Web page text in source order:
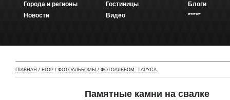
Города и регионы
Новости
Гостиницы
Видео
Блоги
*****
ГЛАВНАЯ / ЕГОР / ФОТОАЛЬБОМЫ / ФОТОАЛЬБОМ: ТАРУСА
Памятные камни на свалке